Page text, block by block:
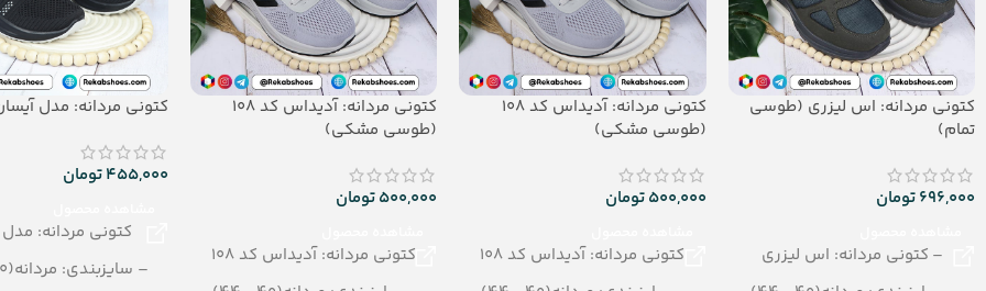
کتونی مردانه: اس لیزری (طوسی
تمام)
696,000تومان
– کتونی مردانه: اس لیزری
کتونی مردانه: آدیداس کد 108
(طوسی مشکی)
500,000تومان
کتونی مردانه: آدیداس کد 108
کتونی مردانه: آدیداس کد 108
(طوسی مشکی)
500,000تومان
کتونی مردانه: آدیداس کد 108
کتونی مردانه: مدل
455,000تومان
کتونی مردانه:
– سایزبندی: مردانه(40– 45)